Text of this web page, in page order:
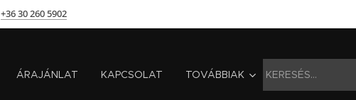
+36 30 260 5902
ÁRAJÁNLAT KAPCSOLAT TOVÁBBIAK